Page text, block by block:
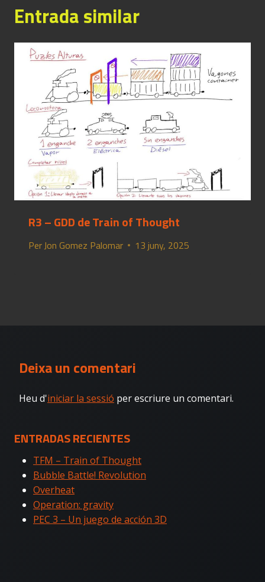
Entrada similar
R3 – GDD de Train of Thought
PerJon Gomez Palomar 13 juny, 2025
Deixa un comentari
Heu d'iniciar la sessió per escriure un comentari.
ENTRADAS RECIENTES
TFM – Train of Thought
Bubble Battle! Revolution
Overheat
Operation: gravity
PEC 3 – Un juego de acción 3D